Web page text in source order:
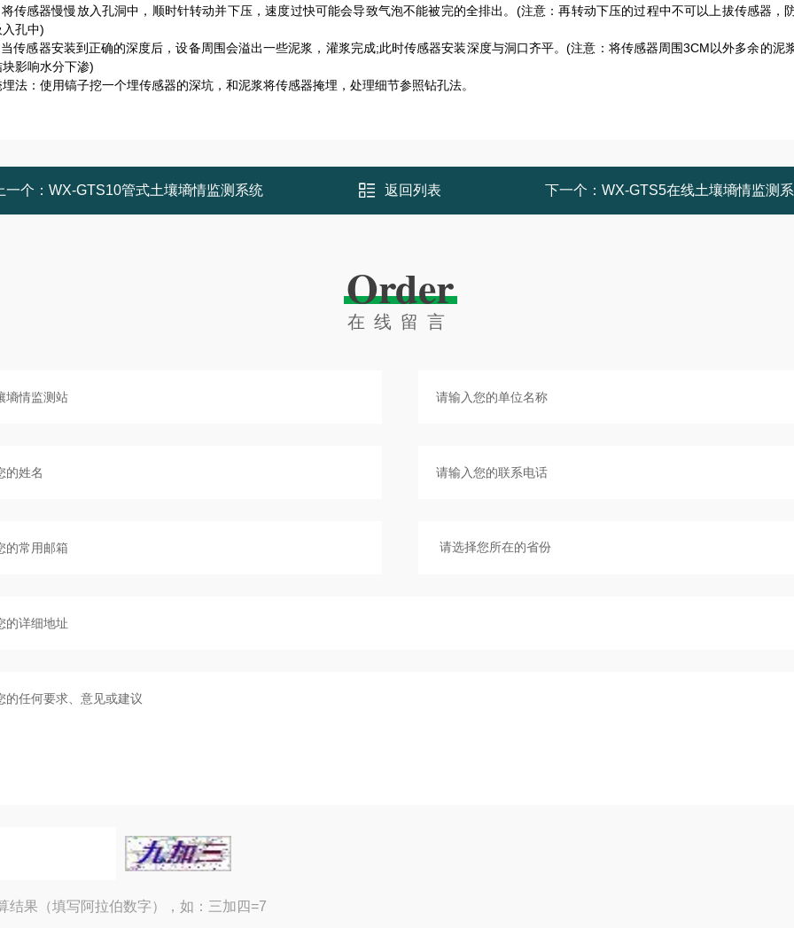
器慢慢放入孔洞中，顺时针转动并下压，速度过快可能会导致气泡不能被完的全排出。(注意：再转动下压的过程中不可以上拔传感器，
孔中)
器安装到正确的深度后，设备周围会溢出一些泥浆，灌浆完成;此时传感器安装深度与洞口齐平。(注意：将传感器周围3CM以外多余的泥
影响水分下渗)
：使用镐子挖一个埋传感器的深坑，和泥浆将传感器掩埋，处理细节参照钻孔法。
一个： WX-GTS10管式土壤墒情监测系统 返回列表 下一个： WX-GTS5在线土壤墒情监测
Order
在线留言
结果（填写阿拉伯数字），如：三加四=7